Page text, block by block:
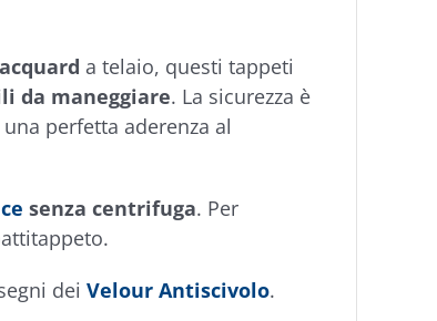
a telaio, questi tappeti
da maneggiare. La sicurezza è
perfetta aderenza al
senza centrifuga. Per
dei Velour Antiscivolo.